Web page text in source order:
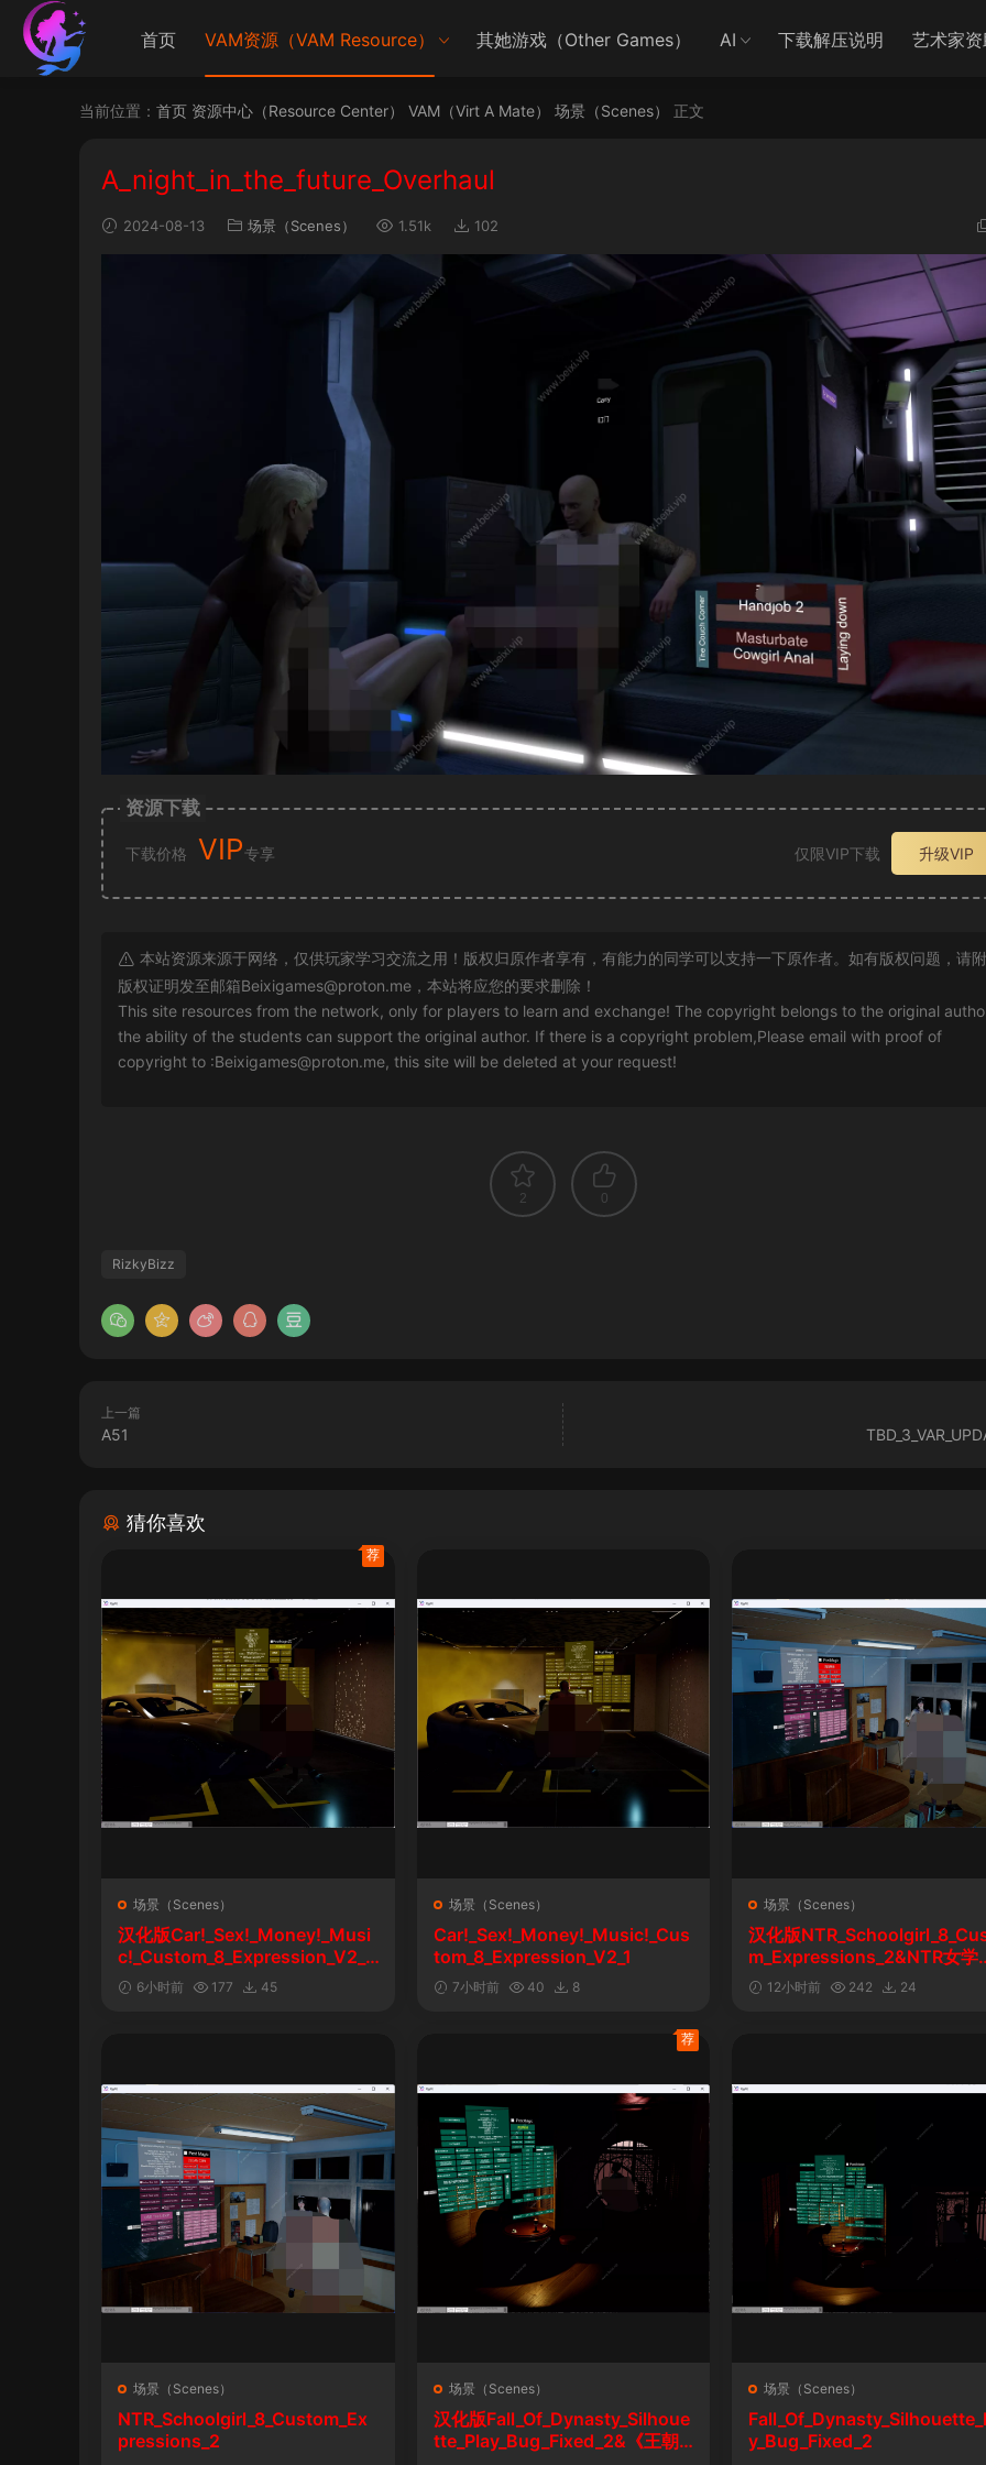
首页 VAM资源（VAM Resource） 其她游戏（Other Games） AI 下载解压说明 艺术家
当前位置： 首页 资源中心（Resource Center） VAM（Virt A Mate） 场景（Scenes） 正文
A_night_in_the_future_Overhaul
2024-08-13 场景（Scenes） 1.51k 102
资源下载
下载价格 VIP专享 仅限VIP下载 升级VIP
本站资源来源于网络，仅供玩家学习交流之用！版权归原作者享有，有能力的同学可以支持一下原作者。如有版权问题，请
版权证明发至邮箱Beixigames@proton.me ，本站将应您的要求删除！
This site resources from the network, only for players to learn and exchange! The copyright belongs to the original
the ability of the students can support the original author. If there is a copyright problem,Please email with proof of
copyright to :Beixigames@proton.me, this site will be deleted at your request!
2 0
RizkyBizz
上一篇
A51
猜你喜欢
场景（Scenes）
汉化版Car!_Sex!_Money!_Musi
c!_Custom_8_Expression_V2_1
&车！性！钱！音乐！自定义表情
6小时前 177 45
荐
场景（Scenes）
Car!_Sex!_Money!_Music!_Cus
tom_8_Expression_V2_1
7小时前 40 8
场景（Scenes）
汉化版
m_Expressions_2&NTR女学
自定义表情
12小时前 242 24
场景（Scenes）
NTR_Schoolgirl_8_Custom_Ex
pressions_2
场景（Scenes）
汉化版Fall_Of_Dynasty_Silhoue
tte_Play_Bug_Fixed_2&《王朝
荐
场景（Scenes）
y_Bug_Fixed_2